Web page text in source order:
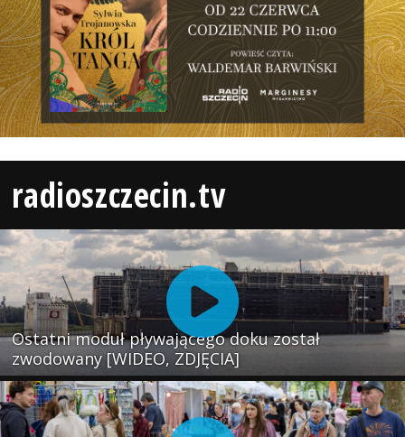
radioszczecin.tv
Ostatni moduł pływającego doku został
zwodowany [WIDEO, ZDJĘCIA]